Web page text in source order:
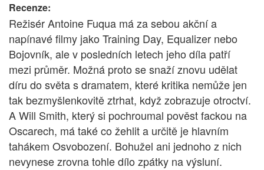
Recenze:
Režisér Antoine Fuqua má za sebou akční a
napínavé filmy jako Training Day, Equalizer nebo
Bojovník, ale v posledních letech jeho díla patří
mezi průměr. Možná proto se snaží znovu udělat
díru do světa s dramatem, které kritika nemůže jen
tak bezmyšlenkovitě ztrhat, když zobrazuje otroctví.
A Will Smith, který si pochroumal pověst fackou na
Oscarech, má také co žehlit a určitě je hlavním
tahákem Osvobození. Bohužel ani jednoho z nich
nevynese zrovna tohle dílo zpátky na výsluní.